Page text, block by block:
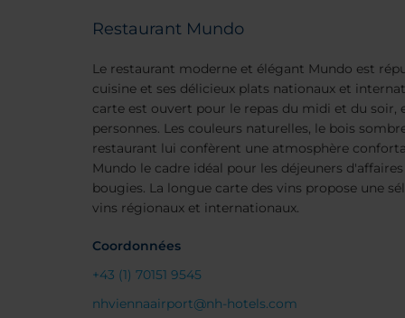
Restaurant Mundo
Le restaurant moderne et élégant Mundo est
cuisine et ses délicieux plats nationaux et
carte est ouvert pour le repas du midi et du soir,
personnes. Les couleurs naturelles, le bois
restaurant lui confèrent une atmosphère
Mundo le cadre idéal pour les déjeuners
bougies. La longue carte des vins propose une
vins régionaux et internationaux.
Coordonnées
+43 (1) 70151 9545
nhviennaairport@nh-hotels.com